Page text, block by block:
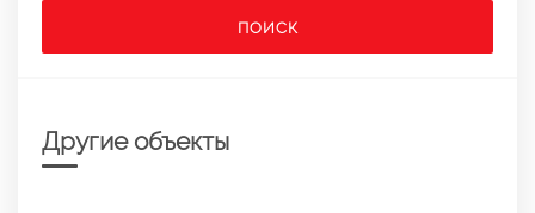
ПОИСК
Другие объекты